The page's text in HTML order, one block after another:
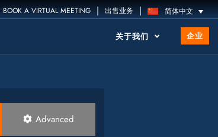
BOOK A VIRTUAL MEETING | 出售业务 | 简体中文
关于我们 企业
Advanced